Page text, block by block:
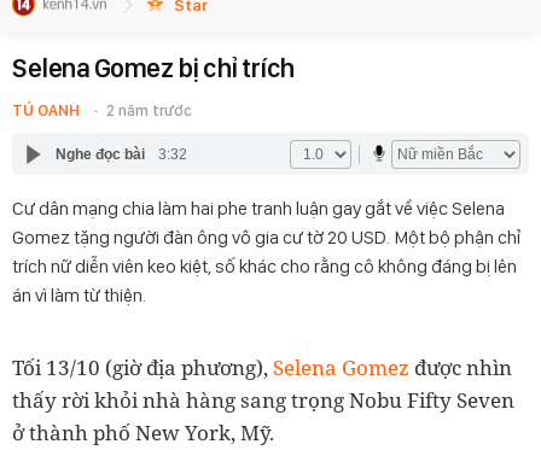
Star
Selena Gomez bị chỉ trích
TÚ OANH 2 năm trước
Nghe đọc bài 3:32
Cư dân mạng chia làm hai phe tranh luận gay gắt về việc Selena
Gomez tặng người đàn ông vô gia cư tờ 20 USD. Một bộ phận chỉ
trích nữ diễn viên keo kiệt, số khác cho rằng cô không đáng bị lên
án vì làm từ thiện.
Tối 13/10 (giờ địa phương),Selena Gomez được nhìn
thấy rời khỏi nhà hàng sang trọng Nobu Fifty Seven
ở thành phố New York, Mỹ.